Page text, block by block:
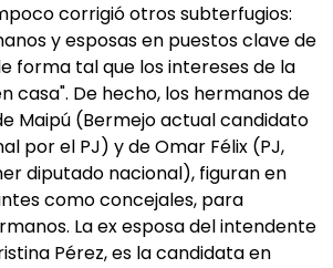
corrigió otros subterfugios:
y esposas en puestos clave de
forma tal que los intereses de la
casa". De hecho, los hermanos de
Maipú (Bermejo actual candidato
por el PJ) y de Omar Félix (PJ,
diputado nacional), figuran en
como concejales, para
La ex esposa del intendente
Pérez, es la candidata en